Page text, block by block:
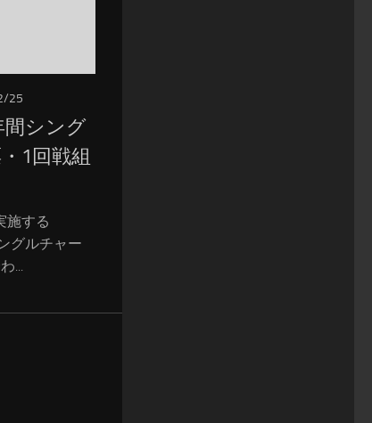
25
間シング
1回戦組
施する
グルチャー
...